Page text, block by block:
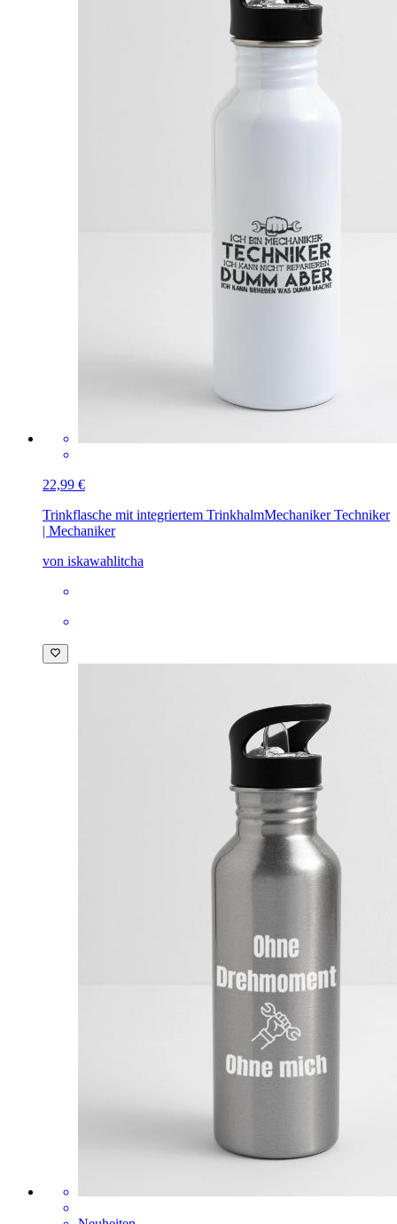
22,99 €
Trinkflasche mit integriertem TrinkhalmMechaniker Techniker
| Mechaniker
von iskawahlitcha